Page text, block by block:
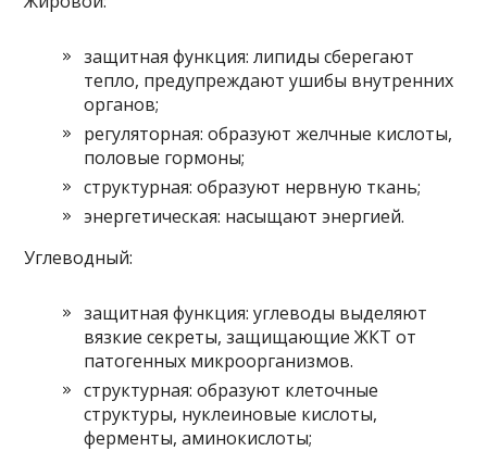
защитная функция: липиды сберегают
тепло, предупреждают ушибы внутренних
органов;
регуляторная: образуют желчные кислоты,
половые гормоны;
структурная: образуют нервную ткань;
энергетическая: насыщают энергией.
Углеводный:
защитная функция: углеводы выделяют
вязкие секреты, защищающие ЖКТ от
патогенных микроорганизмов.
структурная: образуют клеточные
структуры, нуклеиновые кислоты,
ферменты, аминокислоты;